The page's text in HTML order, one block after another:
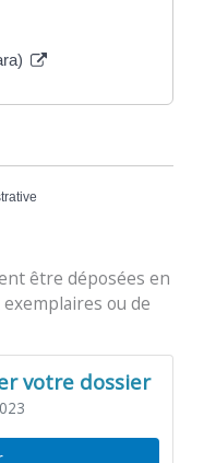
être déposées en
ou de
votre dossier